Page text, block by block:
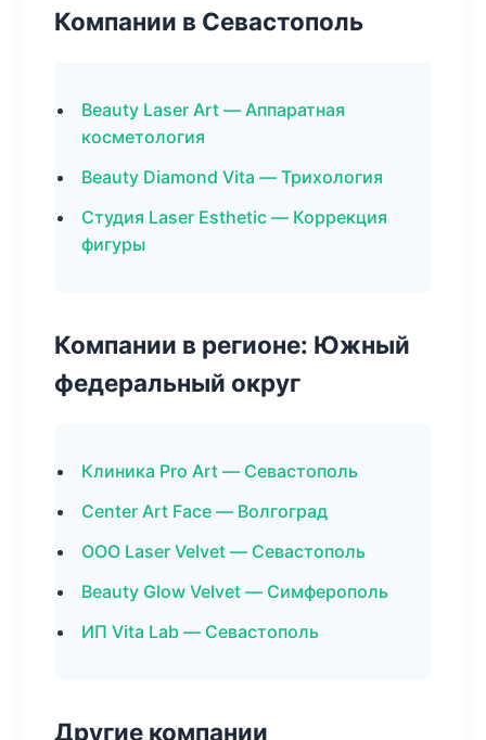
Компании в Севастополь
Beauty Laser Art — Аппаратная
косметология
Beauty Diamond Vita — Трихология
Студия Laser Esthetic — Коррекция
фигуры
Компании в регионе: Южный
федеральный округ
Клиника Pro Art — Севастополь
Center Art Face — Волгоград
ООО Laser Velvet — Севастополь
Beauty Glow Velvet — Симферополь
ИП Vita Lab — Севастополь
Другие компании